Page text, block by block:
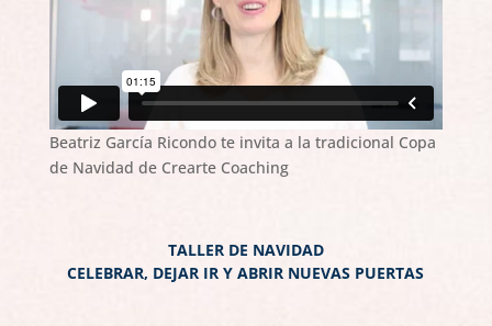
Beatriz García Ricondo te invita a la tradicional Copa
de Navidad de Crearte Coaching
TALLER DE NAVIDAD
CELEBRAR, DEJAR IR Y ABRIR NUEVAS PUERTAS